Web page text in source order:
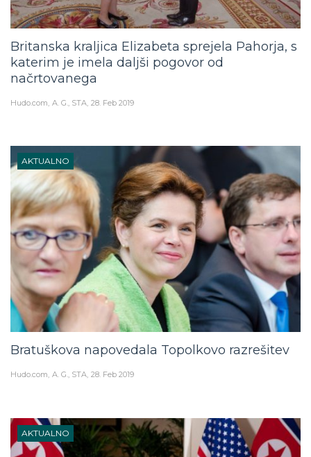
Britanska kraljica Elizabeta sprejela Pahorja, s
katerim je imela daljši pogovor od
načrtovanega
Hudo.com A. G., STA 28. Feb 2019
AKTUALNO
Bratuškova napovedala Topolkovo razrešitev
Hudo.com A. G., STA 28. Feb 2019
AKTUALNO